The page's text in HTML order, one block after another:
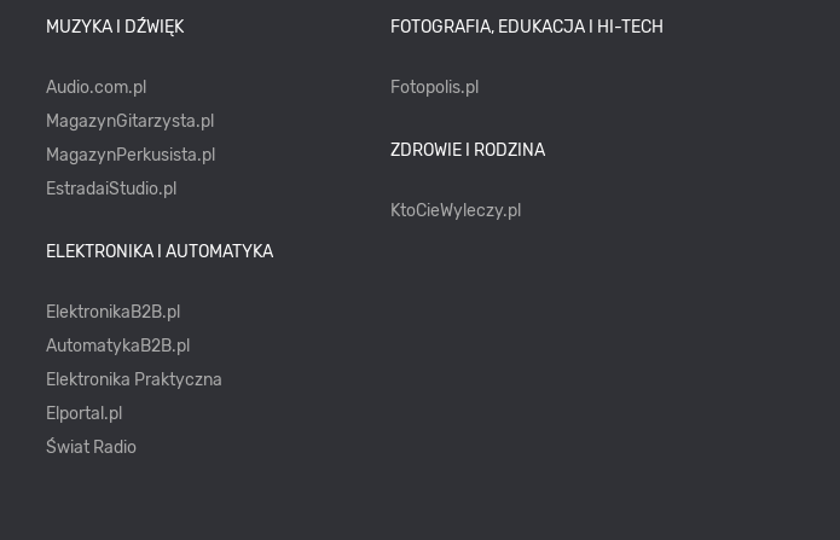
MUZYKA I DŹWIĘK
Audio.com.pl
MagazynGitarzysta.pl
MagazynPerkusista.pl
EstradaiStudio.pl
ELEKTRONIKA I AUTOMATYKA
ElektronikaB2B.pl
AutomatykaB2B.pl
Elektronika Praktyczna
Elportal.pl
Świat Radio
FOTOGRAFIA, EDUKACJA I HI-TECH
Fotopolis.pl
ZDROWIE I RODZINA
KtoCieWyleczy.pl